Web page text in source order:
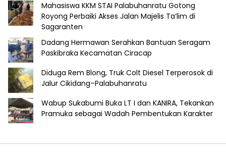
Mahasiswa KKM STAI Palabuhanratu Gotong
Royong Perbaiki Akses Jalan Majelis Ta’lim di
Sagaranten
Dadang Hermawan Serahkan Bantuan Seragam
Paskibraka Kecamatan Ciracap
Diduga Rem Blong, Truk Colt Diesel Terperosok di
Jalur Cikidang–Palabuhanratu
Wabup Sukabumi Buka LT I dan KANIRA, Tekankan
Pramuka sebagai Wadah Pembentukan Karakter